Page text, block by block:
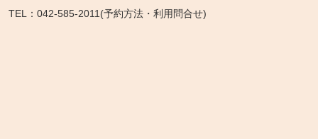
：042-585-2011(予約方法・利用問合せ)